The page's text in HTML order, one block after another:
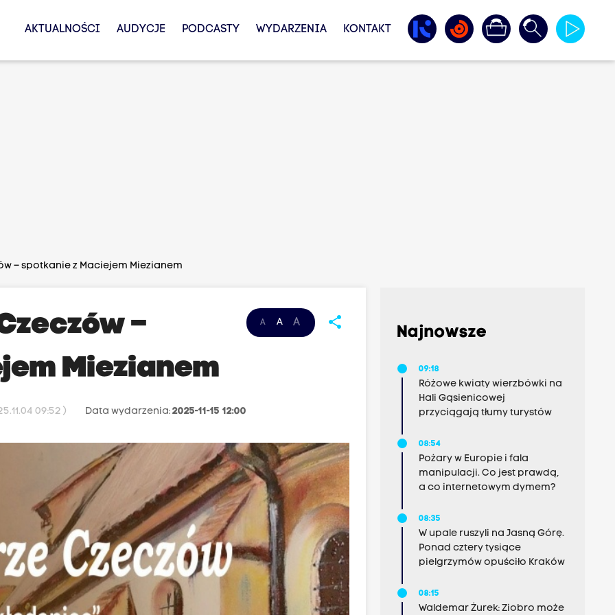
AKTUALNOŚCI AUDYCJE PODCASTY WYDARZENIA KONTAKT
– spotkanie z Maciejem Miezianem
A A A share
–
Miezianem
09:52 ) Data wydarzenia:2025-11-15 12:00
Najnowsze
09:18
Różowe kwiaty wierzbówki na
Hali Gąsienicowej
przyciągają tłumy turystów
08:54
Pożary w Europie i fala
manipulacji. Co jest prawdą,
a co internetowym dymem?
08:35
W upale ruszyli na Jasną Górę.
Ponad cztery tysiące
pielgrzymów opuściło Kraków
08:15
Waldemar Żurek: Ziobro może